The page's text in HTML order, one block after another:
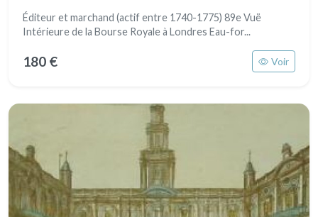
Éditeur et marchand (actif entre 1740-1775) 89e Vuë
Intérieure de la Bourse Royale à Londres Eau-for...
180 € Voir